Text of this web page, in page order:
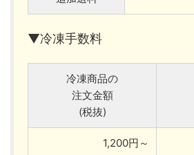
▼冷凍手数料
冷凍商品の
注文金額
(税抜)
1,200円～